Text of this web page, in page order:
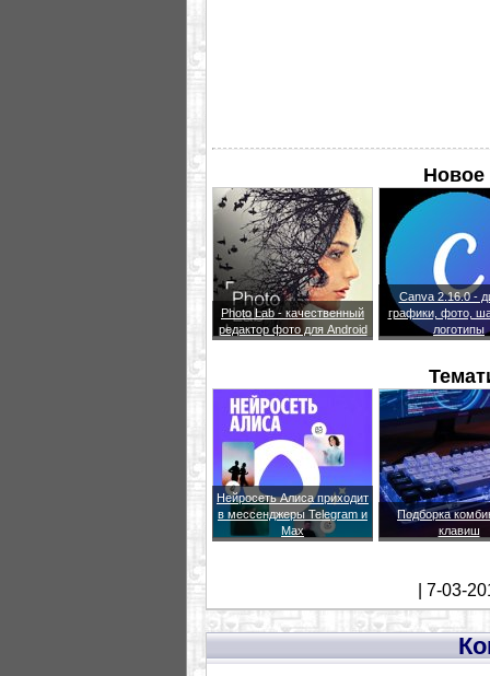
Новое
Photo Lab - качественный
редактор фото для Android
Canva 2.16.0 -
графики, фото,
логотипы
Нейросеть Алиса приходит
в мессенджеры Telegram и
Max
Подборка
клавиш
| 7-03-